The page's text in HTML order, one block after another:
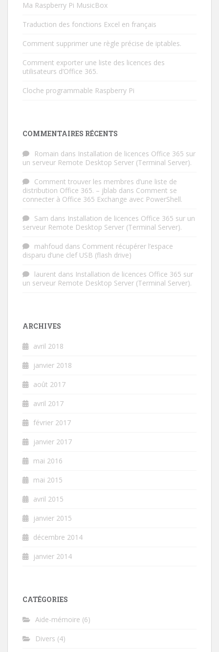
Ma Raspberry Pi MusicBox
Traduction des fonctions Excel en français
Comment supprimer une règle précise de iptables.
Comment exporter une liste des licences des
utilisateurs d’Office 365.
Cloche programmable Raspberry Pi
COMMENTAIRES RÉCENTS
Romain dans Installation de licences Office 365 sur
un serveur Remote Desktop Server (Terminal Server).
Comment trouver les membres d’une liste de
distribution Office 365. – jblab dans Comment se
connecter à Office 365 Exchange avec PowerShell.
Sam dans Installation de licences Office 365 sur un
serveur Remote Desktop Server (Terminal Server).
mahfoud dans Comment récupérer l’espace
disparu d’une clef USB (flash drive)
laurent dans Installation de licences Office 365 sur
un serveur Remote Desktop Server (Terminal Server).
ARCHIVES
avril 2018
janvier 2018
août 2017
avril 2017
février 2017
janvier 2017
mai 2016
mai 2015
avril 2015
janvier 2015
décembre 2014
janvier 2014
CATÉGORIES
Aide-mémoire (6)
Divers (4)